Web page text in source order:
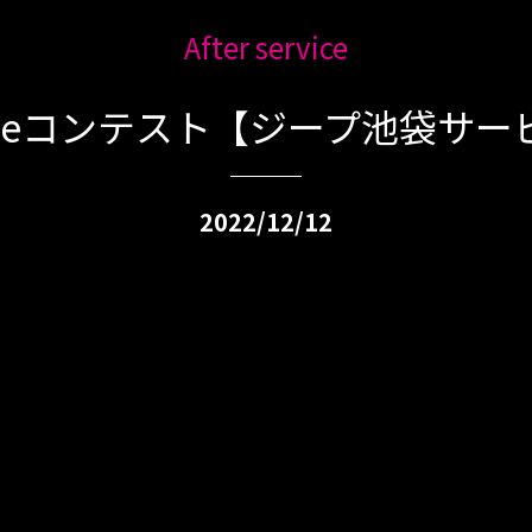
After service
コンテスト【ジープ池袋サー
2022/12/12